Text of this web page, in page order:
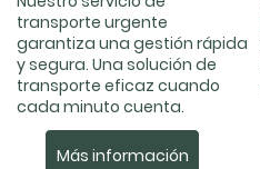
transporte urgente
garantiza una gestión rápida
y segura. Una solución de
transporte eficaz cuando
cada minuto cuenta.
Más información